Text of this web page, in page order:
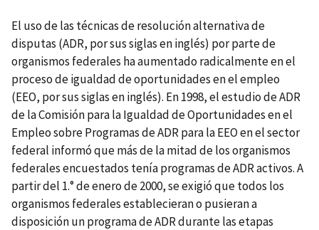
El uso de las técnicas de resolución alternativa de
disputas (ADR, por sus siglas en inglés) por parte de
organismos federales ha aumentado radicalmente en el
proceso de igualdad de oportunidades en el empleo
(EEO, por sus siglas en inglés). En 1998, el estudio de ADR
de la Comisión para la Igualdad de Oportunidades en el
Empleo sobre Programas de ADR para la EEO en el sector
federal informó que más de la mitad de los organismos
federales encuestados tenía programas de ADR activos. A
partir del 1.° de enero de 2000, se exigió que todos los
organismos federales establecieran o pusieran a
disposición un programa de ADR durante las etapas